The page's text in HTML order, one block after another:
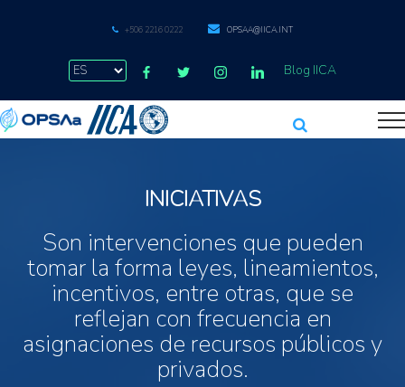
+506 2216 0222 OPSAA@IICA.INT
Blog IICA
INICIATIVAS
Son intervenciones que pueden
tomar la forma leyes, lineamientos,
incentivos, entre otras, que se
reflejan con frecuencia en
asignaciones de recursos públicos y
privados.